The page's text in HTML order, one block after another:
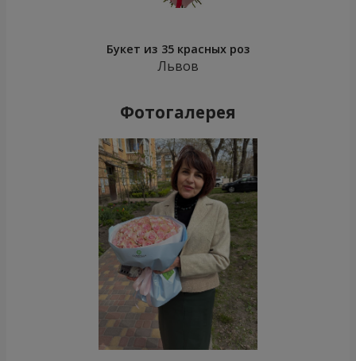
Букет из 35 красных роз
Львов
Фотогалерея